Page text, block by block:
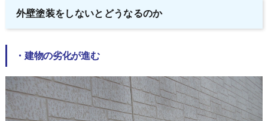
外壁塗装をしないとどうなるのか
・建物の劣化が進む